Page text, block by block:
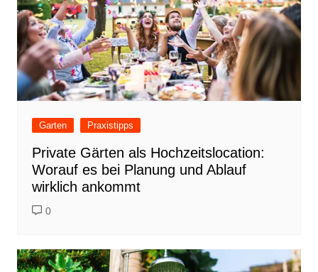
Garten Praxistipps
Private Gärten als Hochzeitslocation:
Worauf es bei Planung und Ablauf
wirklich ankommt
0